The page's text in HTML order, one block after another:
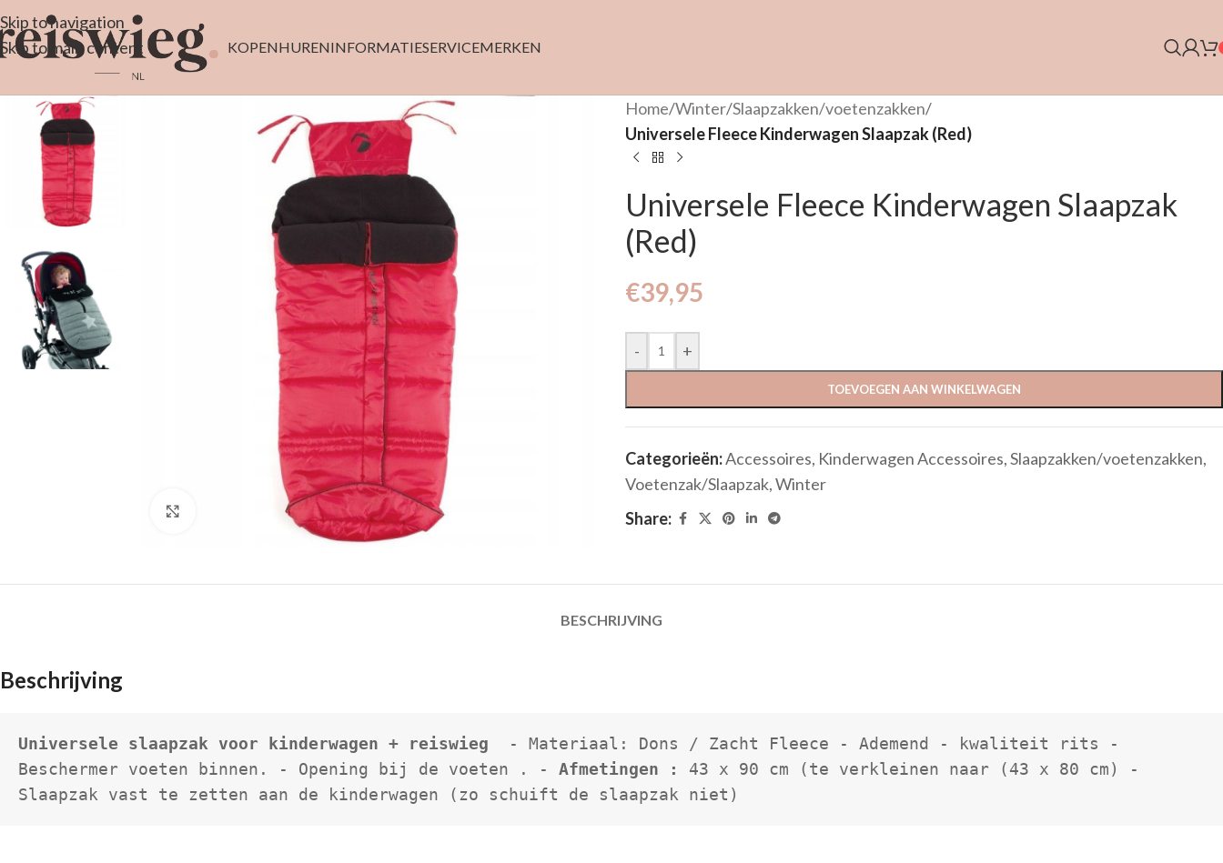
Skip to navigation
Skip to main content
KOPENHURENINFORMATIESERVICEMERKEN
Click to enlarge
Home/Winter/Slaapzakken/voetenzakken/
Universele Fleece Kinderwagen Slaapzak (Red)
Universele Fleece Kinderwagen Slaapzak
(Red)
€39,95
- +
TOEVOEGEN AAN WINKELWAGEN
Categorieën:Accessoires, Kinderwagen Accessoires,Slaapzakken/voetenzakken,
Voetenzak/Slaapzak,Winter
Share:
BESCHRIJVING
Beschrijving
Universele slaapzak voor kinderwagen + reiswieg
- Materiaal: Dons / Zacht Fleece - Ademend - kwaliteit rits -
Beschermer voeten binnen. - Opening bij de voeten . -
Afmetingen :
43 x 90 cm (te verkleinen naar (43 x 80 cm) -
Slaapzak vast te zetten aan de kinderwagen (zo schuift de slaapzak niet)